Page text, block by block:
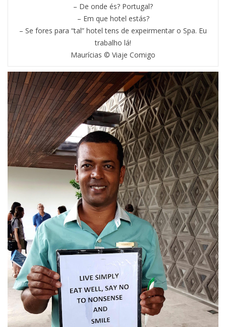
– De onde és? Portugal?
– Em que hotel estás?
– Se fores para “tal” hotel tens de expeirmentar o Spa. Eu
trabalho lá!
Maurícias © Viaje Comigo